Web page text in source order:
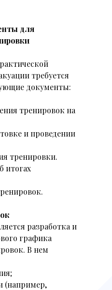
для
требуется
документы:
тренировок на
и проведении
тренировки.
итогах
разработка и
графика
В нем
(например,